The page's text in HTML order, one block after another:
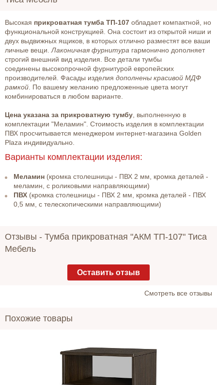
Высокая прикроватная тумба ТП-107 обладает компактной, но
функциональной конструкцией. Она состоит из открытой ниши и
двух выдвижных ящиков, в которых отлично разместят все ваши
личные вещи.Лаконичная фурнитура гармонично дополняет
строгий внешний вид изделия. Все детали тумбы
соединены высокопрочной фурнитурой европейских
производителей. Фасады изделия дополнены красивой МДФ
рамкой. По вашему желанию предложенные цвета могут
комбинироваться в любом варианте.
Цена указана за прикроватную тумбу, выполненную в
комплектации "Меламин". Стоимость изделия в комплектации
ПВХ просчитывается менеджером интернет-магазина Golden
Plaza индивидуально.
Варианты комплектации изделия:
Меламин (кромка столешницы - ПВХ 2 мм, кромка деталей -
меламин, с роликовыми направляющими)
ПВХ (кромка столешницы - ПВХ 2 мм, кромка деталей - ПВХ
0,5 мм, с телескопическими направляющими)
Отзывы - Тумба прикроватная "АКМ ТП-107" Тиса
Мебель
Оставить отзыв
Cмотреть все отзывы
Похожие товары